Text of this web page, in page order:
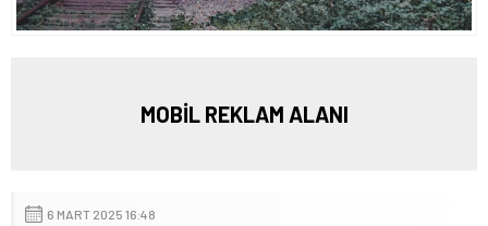
MOBİL REKLAM ALANI
6 MART 2025 16:48